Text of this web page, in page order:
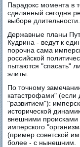
Парадокс момента в
сделанный сегодня
выборе длительности.
Державные планы
Кудрина - ведут к
порочна сама
российской
пытаются "спасать"
элиты.
По точному
катастрофами" (если
"развитием"):
исторической
внешними
имперского
(пример советской
более - с нынешним.